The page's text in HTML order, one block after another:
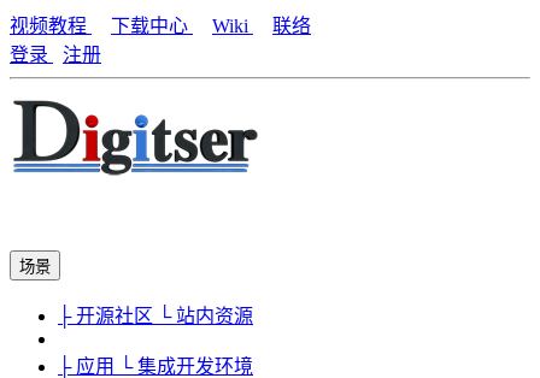
视频教程 下载中心 Wiki
联络
登录
注册
场景
├ 开源社区 └ 站内资源
├ 应用 └ 集成开发环境